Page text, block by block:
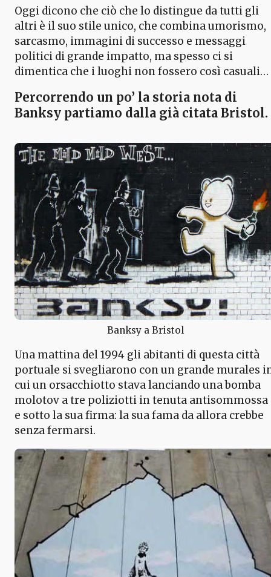
Oggi dicono che ciò che lo distingue da tutti gli
altri è il suo stile unico, che combina umorismo,
sarcasmo, immagini di successo e messaggi
politici di grande impatto, ma spesso ci si
dimentica che i luoghi non fossero così casuali…
Percorrendo un po’ la storia nota di
Banksy partiamo dalla già citata Bristol.
Banksy a Bristol
Una mattina del 1994 gli abitanti di questa città
portuale si svegliarono con un grande murales
cui un orsacchiotto stava lanciando una bomba
molotov a tre poliziotti in tenuta antisommossa
e sotto la sua firma: la sua fama da allora crebbe
senza fermarsi.